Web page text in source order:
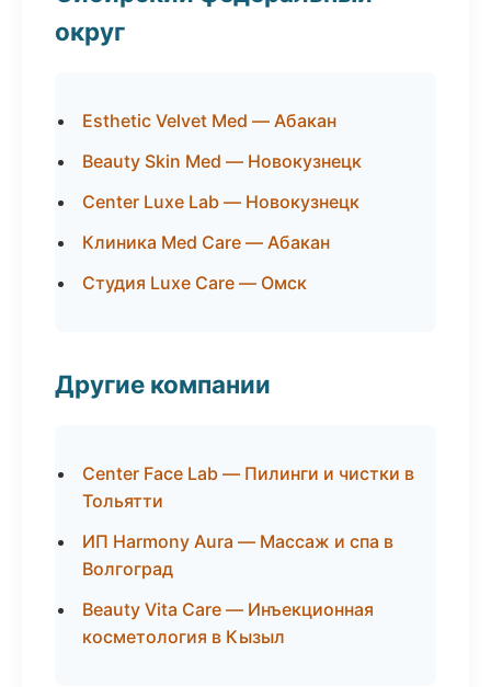
округ
Esthetic Velvet Med — Абакан
Beauty Skin Med — Новокузнецк
Center Luxe Lab — Новокузнецк
Клиника Med Care — Абакан
Студия Luxe Care — Омск
Другие компании
Center Face Lab — Пилинги и чистки в
Тольятти
ИП Harmony Aura — Массаж и спа в
Волгоград
Beauty Vita Care — Инъекционная
косметология в Кызыл